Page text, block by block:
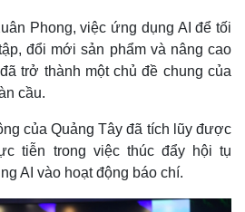
Multimedia
Phong, việc ứng dụng AI để tối
đổi mới sản phẩm và nâng cao
trở thành một chủ đề chung của
cầu.
của Quảng Tây đã tích lũy được
tiễn trong việc thúc đẩy hội tụ
AI vào hoạt động báo chí.